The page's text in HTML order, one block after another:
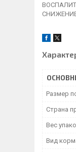
Размер
Страна
Вес
Вид